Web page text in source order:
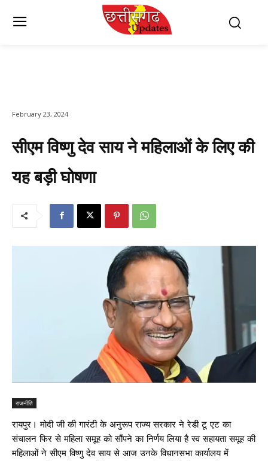
February 23, 2024
सीएम विष्णु देव साय ने महिलाओं के लिए की
यह बड़ी घोषणा
राजनीति
रायपुर। मोदी जी की गारंटी के अनुरूप राज्य सरकार ने रेडी टू एट का
संचालन फिर से महिला समूह को सौंपने का निर्णय लिया है स्व सहायता समूह की
महिलाओं ने सीएम विष्णु देव साय से आज उनके विधानसभा कार्यालय में